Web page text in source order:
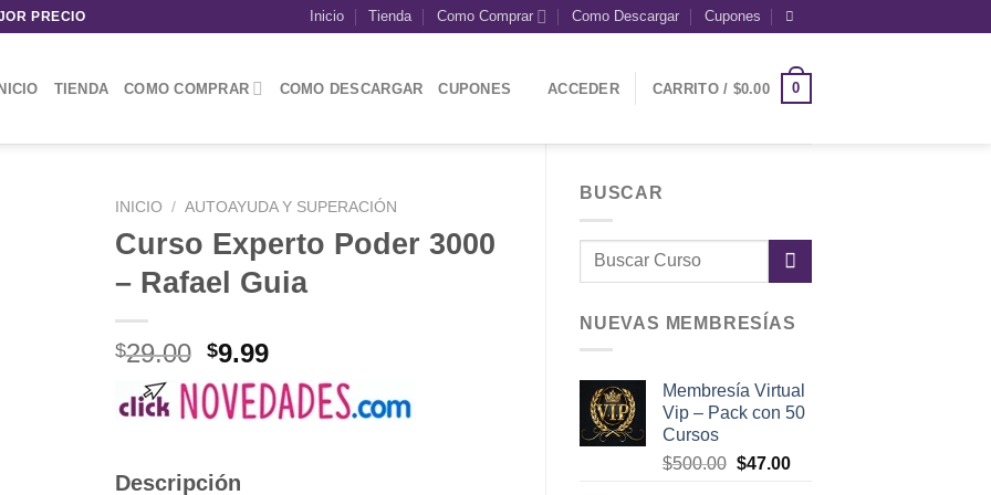
PRECIO Inicio Tienda Como Comprar Como Descargar Cupones
TIENDA COMO COMPRAR COMO DESCARGAR CUPONES ACCEDER CARRITO / $0.00 0
BUSCAR
NUEVAS MEMBRESÍAS
Membresía Virtual
Vip – Pack con 50
Cursos
$500.00 El
$47.00El
INICIO / AUTOAYUDA Y SUPERACIÓN
Curso Experto Poder 3000
– Rafael Guia
$29.00 El
precio
original
$9.99El
precio
actual
Descripción